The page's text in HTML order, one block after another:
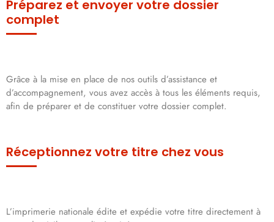
Préparez et envoyer votre dossier
complet
Grâce à la mise en place de nos outils d’assistance et
d’accompagnement, vous avez accès à tous les éléments requis,
afin de préparer et de constituer votre dossier complet.
Réceptionnez votre titre chez vous
L’imprimerie nationale édite et expédie votre titre directement à